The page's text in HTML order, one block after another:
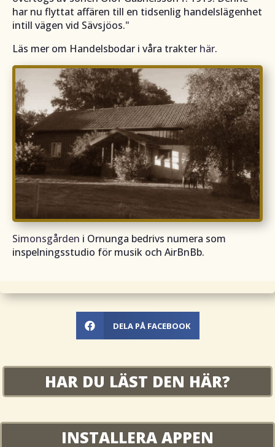
har nu flyttat affären till en tidsenlig handelslägenhet
intill vägen vid Sävsjöos."
Läs mer om Handelsbodar i våra trakter här.
Simonsgården i Ornunga bedrivs numera som
inspelningsstudio för musik och AirBnBb.
 DELA PÅ FACEBOOK
HAR DU LÄST DEN HÄR?
INSTALLERA APPEN